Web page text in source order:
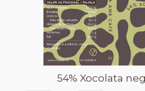
54% Xocolata